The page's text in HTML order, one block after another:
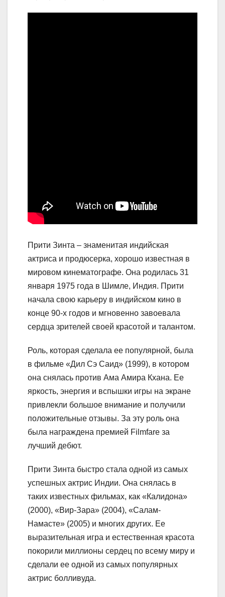
Прити Зинта – знаменитая индийская
актриса и продюсерка, хорошо известная в
мировом кинематографе. Она родилась 31
января 1975 года в Шимле, Индия. Прити
начала свою карьеру в индийском кино в
конце 90-х годов и мгновенно завоевала
сердца зрителей своей красотой и талантом.
Роль, которая сделала ее популярной, была
в фильме «Дил Сэ Саид» (1999), в котором
она снялась против Ама Амира Кхана. Ее
яркость, энергия и вспышки игры на экране
привлекли большое внимание и получили
положительные отзывы. За эту роль она
была награждена премией Filmfare за
лучший дебют.
Прити Зинта быстро стала одной из самых
успешных актрис Индии. Она снялась в
таких известных фильмах, как «Калидона»
(2000), «Вир-Зара» (2004), «Салам-
Намасте» (2005) и многих других. Ее
выразительная игра и естественная красота
покорили миллионы сердец по всему миру и
сделали ее одной из самых популярных
актрис болливуда.